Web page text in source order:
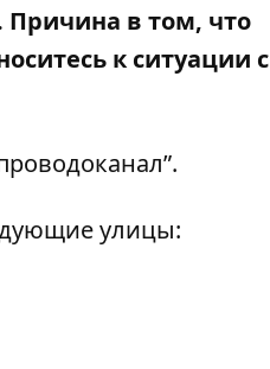
Причина в том, что
к ситуации с
.
улицы: